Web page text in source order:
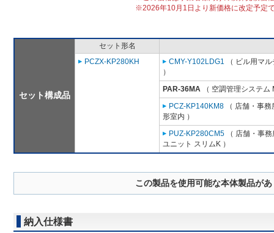
※2026年10月1日より新価格に改定予定
セット構成品
セット形名
PCZX-KP280KH
CMY-Y102LDG1 （ ビル用マ
）
PAR-36MA （ 空調管理システム
PCZ-KP140KM8 （ 店舗・事
形室内 ）
PUZ-KP280CM5 （ 店舗・事
ユニット スリムK ）
この製品を使用可能な本体製品が
納入仕様書